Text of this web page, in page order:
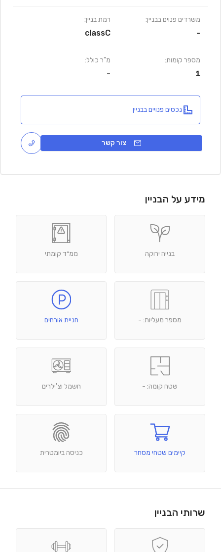
משרדים פנוים בבניין:
-
מספר קומות:
1
רמת בניין:
classC
מ"ר כולל:
-
נכסים פנויים בבניין
צור קשר
מידע על הבניין
בנייה ירוקה ממ״ד קומתי
מספר מעליות: - חניית אורחים
שטח קומה: - חשמל וצ'ילרים
קיימים שטחי מסחר כניסה ביומטרית
שרותי הבניין